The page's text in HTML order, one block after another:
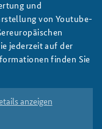
BAKS
gestalten
und
von Youtube-
jederzeit auf der
finden Sie
anzeigen